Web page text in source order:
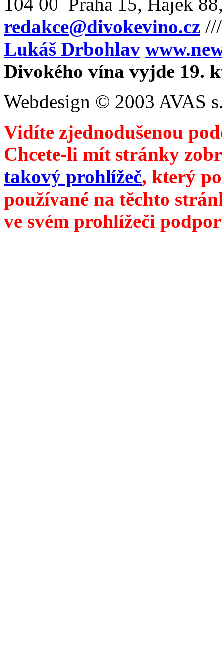
redakce@divokevino.cz
Lukáš Drbohlav
Divokého vína vyjde 19.
Webdesign © 2003 AVAS
Vidíte zjednodušenou
Chcete-li mít stránky
takový prohlížeč, který
používané na těchto
ve svém prohlížeči